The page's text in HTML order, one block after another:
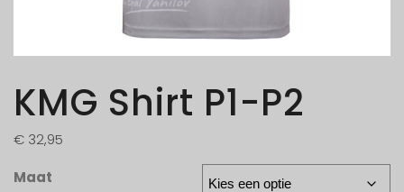
KMG Shirt P1-P2
€ 32,95
Maat